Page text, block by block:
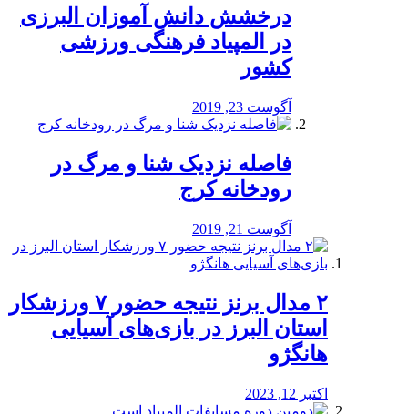
درخشش دانش آموزان البرزی
در المپیاد فرهنگی ورزشی
کشور
آگوست 23, 2019
️فاصله نزدیک شنا و مرگ در
رودخانه کرج
آگوست 21, 2019
۲ مدال برنز نتیجه حضور ۷ ورزشکار
استان البرز در بازی‌های آسیایی
هانگژو
اکتبر 12, 2023